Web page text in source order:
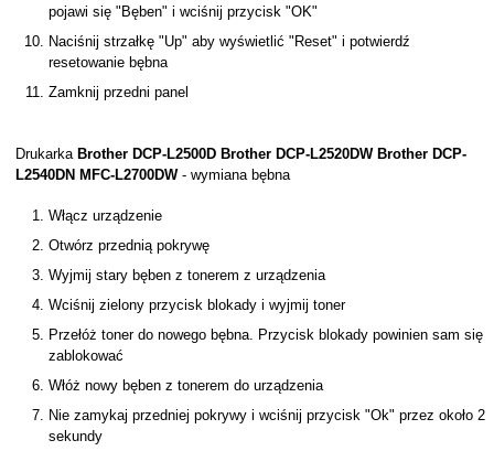
pojawi się "Bęben" i wciśnij przycisk "OK"
Naciśnij strzałkę "Up" aby wyświetlić "Reset" i potwierdź
resetowanie bębna
Zamknij przedni panel
Drukarka Brother DCP-L2500D Brother DCP-L2520DW Brother DCP-
L2540DN MFC-L2700DW - wymiana bębna
Włącz urządzenie
Otwórz przednią pokrywę
Wyjmij stary bęben z tonerem z urządzenia
Wciśnij zielony przycisk blokady i wyjmij toner
Przełóż toner do nowego bębna. Przycisk blokady powinien sam się
zablokować
Włóż nowy bęben z tonerem do urządzenia
Nie zamykaj przedniej pokrywy i wciśnij przycisk "Ok" przez około 2
sekundy